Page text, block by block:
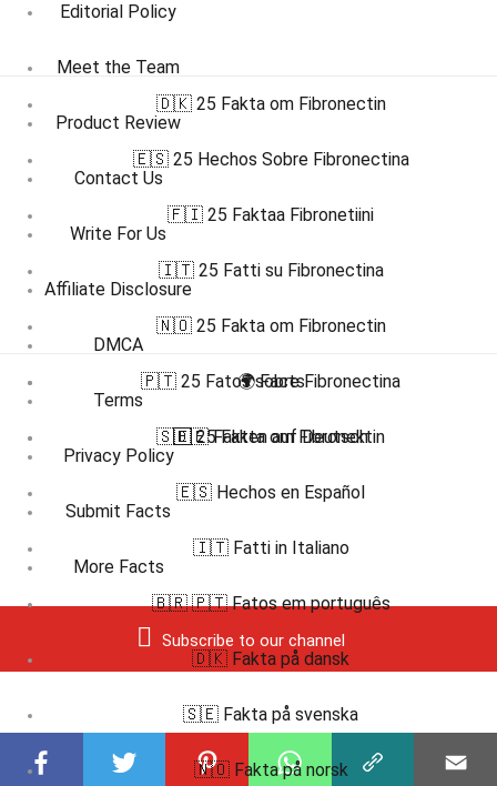
Editorial Policy
Meet the Team
Product Review
Contact Us
Write For Us
Affiliate Disclosure
DMCA
Terms
Privacy Policy
Submit Facts
More Facts
Subscribe to our channel
🇩🇰 25 Fakta om Fibronectin
🇪🇸 25 Hechos Sobre Fibronectina
🇫🇮 25 Faktaa Fibronetiini
🇮🇹 25 Fatti su Fibronectina
🇳🇴 25 Fakta om Fibronectin
🇵🇹 25 Fatos sobre Fibronectina
🇸🇪 25 Fakta om Fibronektin
🌍 Facts
🇩🇪 Fakten auf Deutsch
🇪🇸 Hechos en Español
🇮🇹 Fatti in Italiano
🇧🇷 🇵🇹 Fatos em português
🇩🇰 Fakta på dansk
🇸🇪 Fakta på svenska
🇳🇴 Fakta på norsk